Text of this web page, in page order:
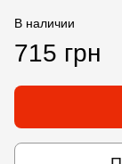
В наличии
715 грн